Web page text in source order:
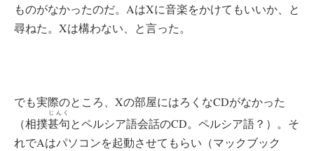
ものがなかったのだ。AはXに音楽をかけてもいいか、と
尋ねた。Xは構わない、と言った。
でも実際のところ、Xの部屋にはろくなCDがなかった
（相撲甚句
じんく
とペルシア語会話のCD。ペルシア語？）。そ
れでAはパソコンを起動させてもらい（マックブック